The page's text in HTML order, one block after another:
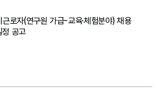
로자(연구원 가급-교육·체험분야) 채용
정 공고